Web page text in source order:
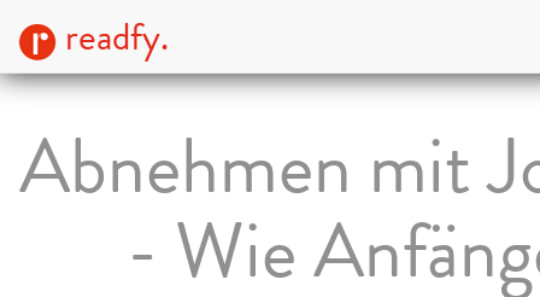
readfy.
Abnehmen mit
- Wie